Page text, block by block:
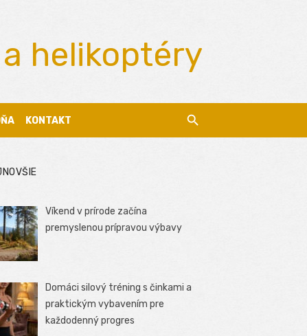
helikoptéry
KONTAKT
Víkend v prírode začína
premyslenou prípravou výbavy
Domáci silový tréning s činkami a
praktickým vybavením pre
každodenný progres